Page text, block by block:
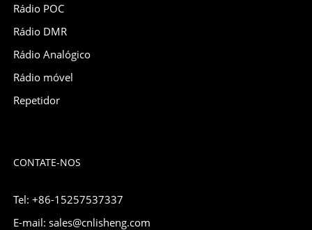
Rádio POC
Rádio DMR
Rádio Analógico
Rádio móvel
Repetidor
CONTATE-NOS
Tel: +86-15257537337
E-mail: sales@cnlisheng.com